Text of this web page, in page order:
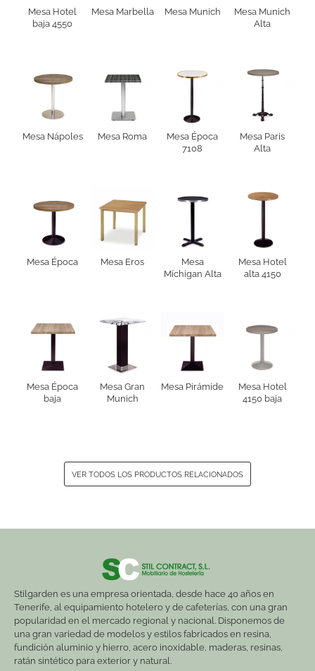
Mesa Hotel
baja 4550
Mesa Marbella Mesa Munich
Mesa Munich
Alta
Mesa Nápoles Mesa Roma
Mesa Época
7108
Mesa Paris
Alta
Mesa Época Mesa Eros
Mesa
Míchigan Alta
Mesa Hotel
alta 4150
Mesa Época
baja
Mesa Gran
Munich
Mesa Pirámide
Mesa Hotel
4150 baja
VER TODOS LOS PRODUCTOS RELACIONADOS
Stilgarden es una empresa orientada, desde hace 40 años en
Tenerife, al equipamiento hotelero y de cafeterías, con una gran
popularidad en el mercado regional y nacional. Disponemos de
una gran variedad de modelos y estilos fabricados en resina,
fundición aluminio y hierro, acero inoxidable, maderas, resinas,
ratán sintético para exterior y natural.